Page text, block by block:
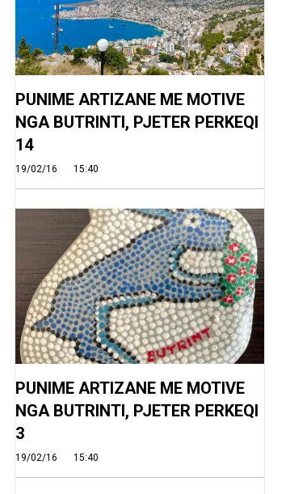
PUNIME ARTIZANE ME MOTIVE
NGA BUTRINTI, PJETER PERKEQI
14
19/02/16 15:40
PUNIME ARTIZANE ME MOTIVE
NGA BUTRINTI, PJETER PERKEQI
3
19/02/16 15:40